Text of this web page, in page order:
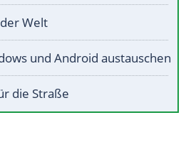
Welt
und Android austauschen
die Straße